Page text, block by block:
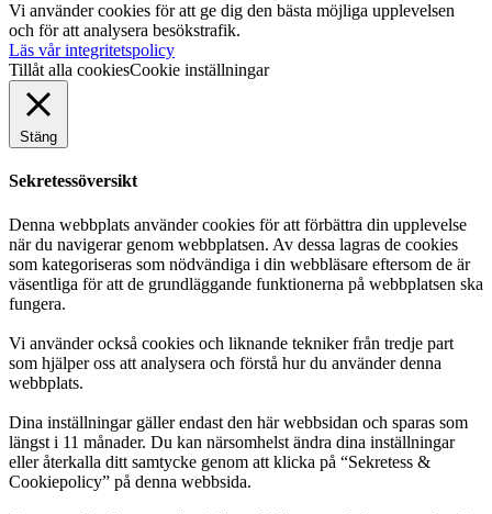
Vi använder cookies för att ge dig den bästa möjliga upplevelsen
och för att analysera besökstrafik.
Läs vår integritetspolicy
Tillåt alla cookiesCookie inställningar
Stäng
Sekretessöversikt
Denna webbplats använder cookies för att förbättra din upplevelse
när du navigerar genom webbplatsen. Av dessa lagras de cookies
som kategoriseras som nödvändiga i din webbläsare eftersom de är
väsentliga för att de grundläggande funktionerna på webbplatsen ska
fungera.
Vi använder också cookies och liknande tekniker från tredje part
som hjälper oss att analysera och förstå hur du använder denna
webbplats.
Dina inställningar gäller endast den här webbsidan och sparas som
längst i 11 månader. Du kan närsomhelst ändra dina inställningar
eller återkalla ditt samtycke genom att klicka på “Sekretess &
Cookiepolicy” på denna webbsida.